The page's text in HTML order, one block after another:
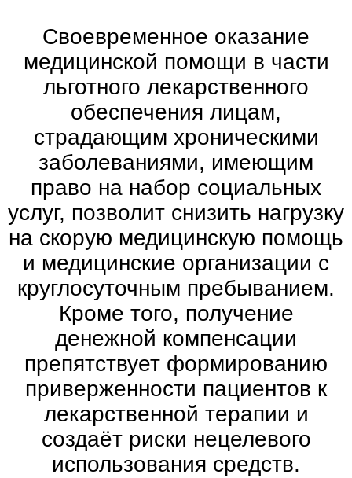
Своевременное оказание
медицинской помощи в части
льготного лекарственного
обеспечения лицам,
страдающим хроническими
заболеваниями, имеющим
право на набор социальных
услуг, позволит снизить нагрузку
на скорую медицинскую помощь
и медицинские организации с
круглосуточным пребыванием.
Кроме того, получение
денежной компенсации
препятствует формированию
приверженности пациентов к
лекарственной терапии и
создаёт риски нецелевого
использования средств.